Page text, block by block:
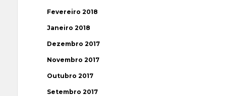
Fevereiro 2018
Janeiro 2018
Dezembro 2017
Novembro 2017
Outubro 2017
Setembro 2017